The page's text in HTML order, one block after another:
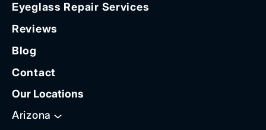
Eyeglass Repair Services
Reviews
Blog
Contact
Our Locations
Arizona